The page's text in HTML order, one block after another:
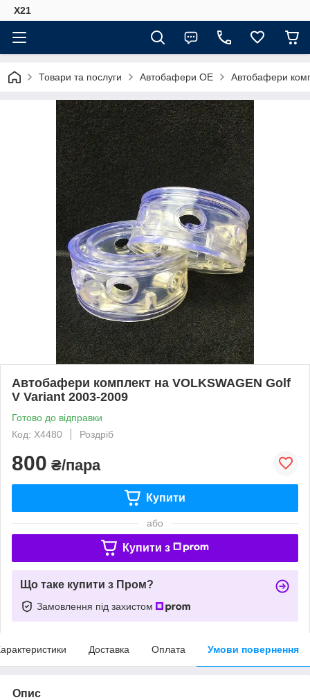
Х21
Товари та послуги Автобафери ОЕ Автобафери
Автобафери комплект на VOLKSWAGEN Golf
V Variant 2003-2009
Готово до відправки
Код: X4480
Роздріб
800 ₴/пара
Купити
або
Купити з
Що таке купити з Пром?
Замовлення під захистом
Доставка Оплата Умови повернення
Опис